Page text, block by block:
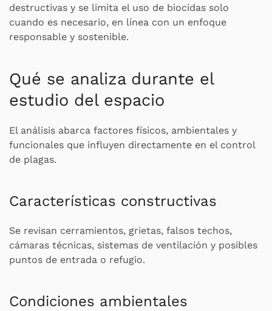
destructivas y se limita el uso de biocidas solo
cuando es necesario, en línea con un enfoque
responsable y sostenible.
Qué se analiza durante el
estudio del espacio
El análisis abarca factores físicos, ambientales y
funcionales que influyen directamente en el control
de plagas.
Características constructivas
Se revisan cerramientos, grietas, falsos techos,
cámaras técnicas, sistemas de ventilación y posibles
puntos de entrada o refugio.
Condiciones ambientales